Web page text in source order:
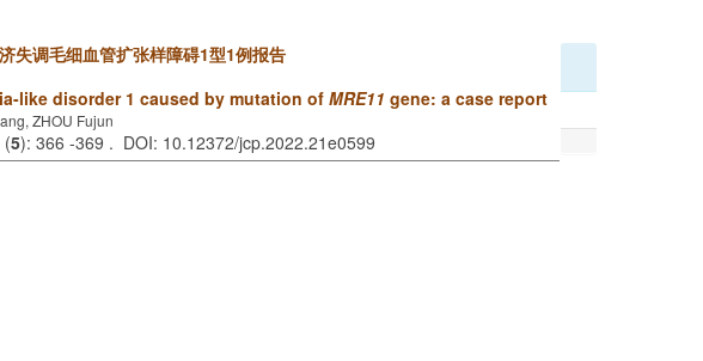
失调毛细血管扩张样障碍1型1例报告
like disorder 1 caused by mutation of MRE11 gene: a case report
ZHOU Fujun
(5): 366 -369 . DOI: 10.12372/jcp.2022.21e0599